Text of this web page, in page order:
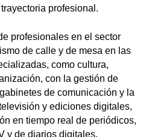
profesional.
profesionales en el sector
de calle y de mesa en las
como cultura,
con la gestión de
de comunicación y la
y ediciones digitales,
en tiempo real de periódicos,
y de diarios digitales.